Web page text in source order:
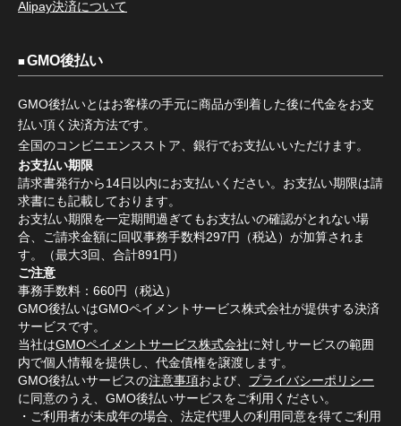
Alipay決済について
GMO後払い
GMO後払いとはお客様の手元に商品が到着した後に代金をお支
払い頂く決済方法です。
全国のコンビニエンスストア、銀行でお支払いいただけます。
お支払い期限
請求書発行から14日以内にお支払いください。お支払い期限は請
求書にも記載しております。
お支払い期限を一定期間過ぎてもお支払いの確認がとれない場
合、ご請求金額に回収事務手数料297円（税込）が加算されま
す。（最大3回、合計891円）
ご注意
事務手数料：660円（税込）
GMO後払いはGMOペイメントサービス株式会社が提供する決済
サービスです。
当社はGMOペイメントサービス株式会社に対しサービスの範囲
内で個人情報を提供し、代金債権を譲渡します。
GMO後払いサービスの注意事項および、 プライバシーポリシー
に同意のうえ、GMO後払いサービスをご利用ください。
・ご利用者が未成年の場合、法定代理人の利用同意を得てご利用